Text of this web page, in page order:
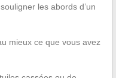
les abords d’un
mieux ce que vous avez